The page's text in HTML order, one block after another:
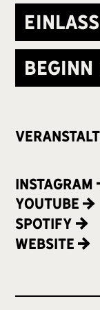
Einlass
Beginn
Instagram
Youtube
Spotify
Website